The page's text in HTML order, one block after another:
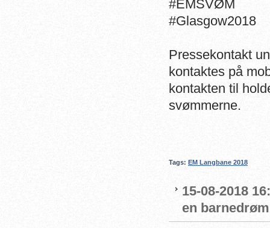
#EMSVØM
#Glasgow2018
Pressekontakt
kontaktes på
kontakten til
svømmerne.
Tags: EM Langbane 2018
15-08-2018
en barnedrøm